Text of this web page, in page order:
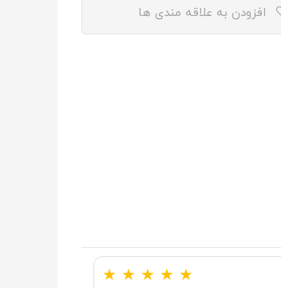
افزودن به علاقه مندی ها
★ ★ ★ ★ ★